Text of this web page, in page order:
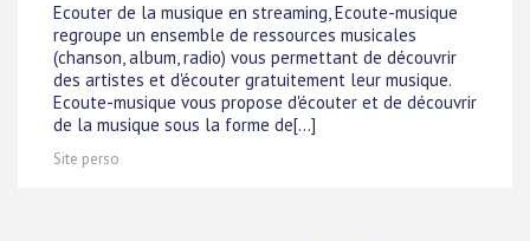
Ecouter de la musique en streaming, Ecoute-musique
regroupe un ensemble de ressources musicales
(chanson, album, radio) vous permettant de découvrir
des artistes et d'écouter gratuitement leur musique.
Ecoute-musique vous propose d'écouter et de découvrir
de la musique sous la forme de[...]
Site perso